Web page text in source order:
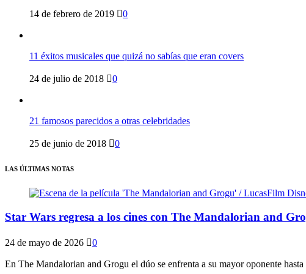
14 de febrero de 2019 0
11 éxitos musicales que quizá no sabías que eran covers
24 de julio de 2018 0
21 famosos parecidos a otras celebridades
25 de junio de 2018 0
LAS ÚLTIMAS NOTAS
Star Wars regresa a los cines con The Mandalorian and
24 de mayo de 2026 0
En The Mandalorian and Grogu el dúo se enfrenta a su mayor oponente